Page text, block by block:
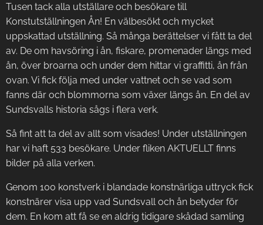
Tusen tack alla utställare och besökare till
Konstutställningen Ån! En välbesökt och mycket
uppskattad utställning. Så många berättelser vi fått ta del
av. De om havsöring i ån, fiskare, promenader längs med
ån, över broarna och under dem hittar vi graffitti, ån från
ovan. Vi fick följa med under vattnet och se vad som
fanns där och blommorna som växer längs ån. En del av
Sundsvalls historia sågs i flera verk.
Så fint att ta del av allt som visades! Under utställningen
har vi haft 533 besökare. Under fliken AKTUELLT finns
bilder på alla verken.
Genom 100 konstverk i blandade konstnärliga uttryck fick
konstnärer visa upp vad Sundsvall och ån betyder för
dem. En kom att få se en aldrig tidigare skådad samling